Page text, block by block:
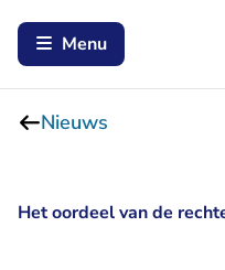
Menu
Nieuws
Het oordeel van de